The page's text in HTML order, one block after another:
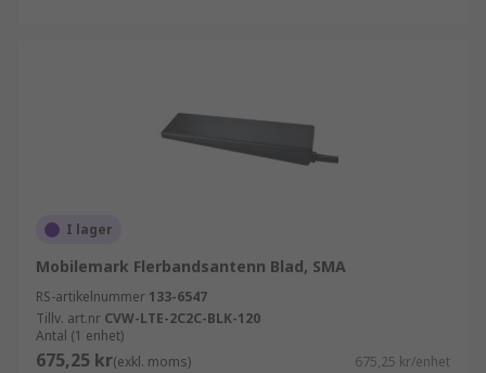
I lager
Mobilemark Flerbandsantenn Blad, SMA
RS-artikelnummer 133-6547
Tillv. art.nr CVW-LTE-2C2C-BLK-120
Antal (1 enhet)
675,25 kr(exkl. moms) 675,25 kr/enhet